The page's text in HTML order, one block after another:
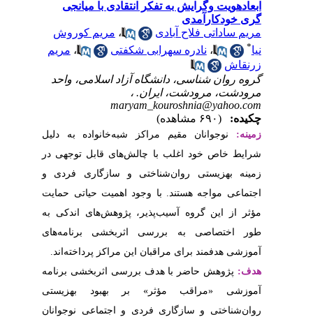
کوروش
مریم
واحد
به دلیل
قابل توجهی در
فردی و
حیاتی حمایت
اندکی به
برنامه‌های
پرداخته‌اند.
برنامه
بهزیستی
نوجوانان